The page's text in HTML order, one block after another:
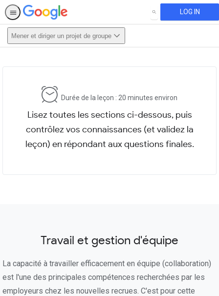
SEARCH LOG IN
Mener et diriger un projet de groupe
Durée de la leçon : 20 minutes environ
Lisez toutes les sections ci-dessous, puis
contrôlez vos connaissances (et validez la
leçon) en répondant aux questions finales.
Travail et gestion d'équipe
La capacité à travailler efficacement en équipe (collaboration)
est l'une des principales compétences recherchées par les
employeurs chez les nouvelles recrues. C'est pour cette